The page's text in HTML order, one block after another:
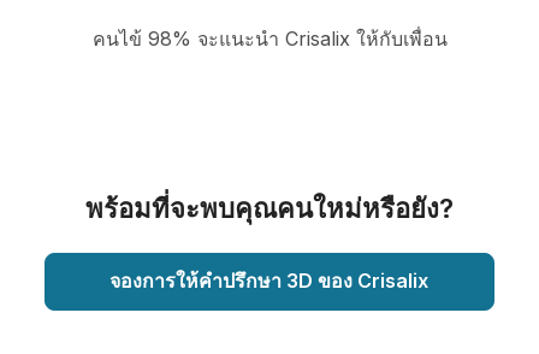
คนไข้ 98% จะแนะนำ Crisalix ให้กับเพื่อน
พร้อมที่จะพบคุณคนใหม่หรือยัง?
จองการให้คำปรึกษา 3D ของ Crisalix